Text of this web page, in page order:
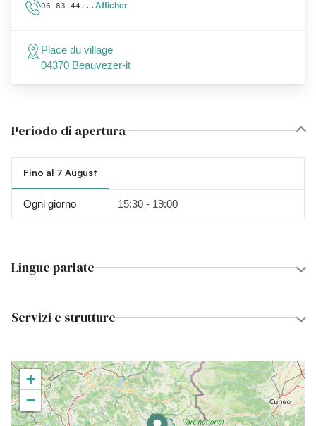
Periodo di apertura
Fino al 7 August
Ogni giorno 15:30 - 19:00
Lingue parlate
Servizi e strutture
+
−
06 83 44... Afficher
Place du village
04370 Beauvezer-it